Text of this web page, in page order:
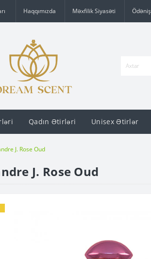
Haqqımızda Məxfilik Siyasəti Ödəniş
Qadın Ətirləri Unisex Ətirlər
J. Rose Oud
J. Rose Oud